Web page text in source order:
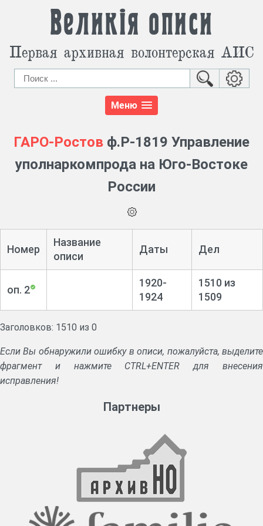
Великія описи
Первая архивная волонтерская АИС
Меню
ГАРО-Ростов ф.Р-1819 Управление
уполнаркомпрода на Юго-Востоке
России
Номер
Название
описи
Даты Дел
оп. 2
1920-
1924
1510 из
1509
Заголовков: 1510 из 0
Если Вы обнаружили ошибку в описи, пожалуйста, выделите
фрагмент и нажмите CTRL+ENTER для внесения
исправления!
Партнеры